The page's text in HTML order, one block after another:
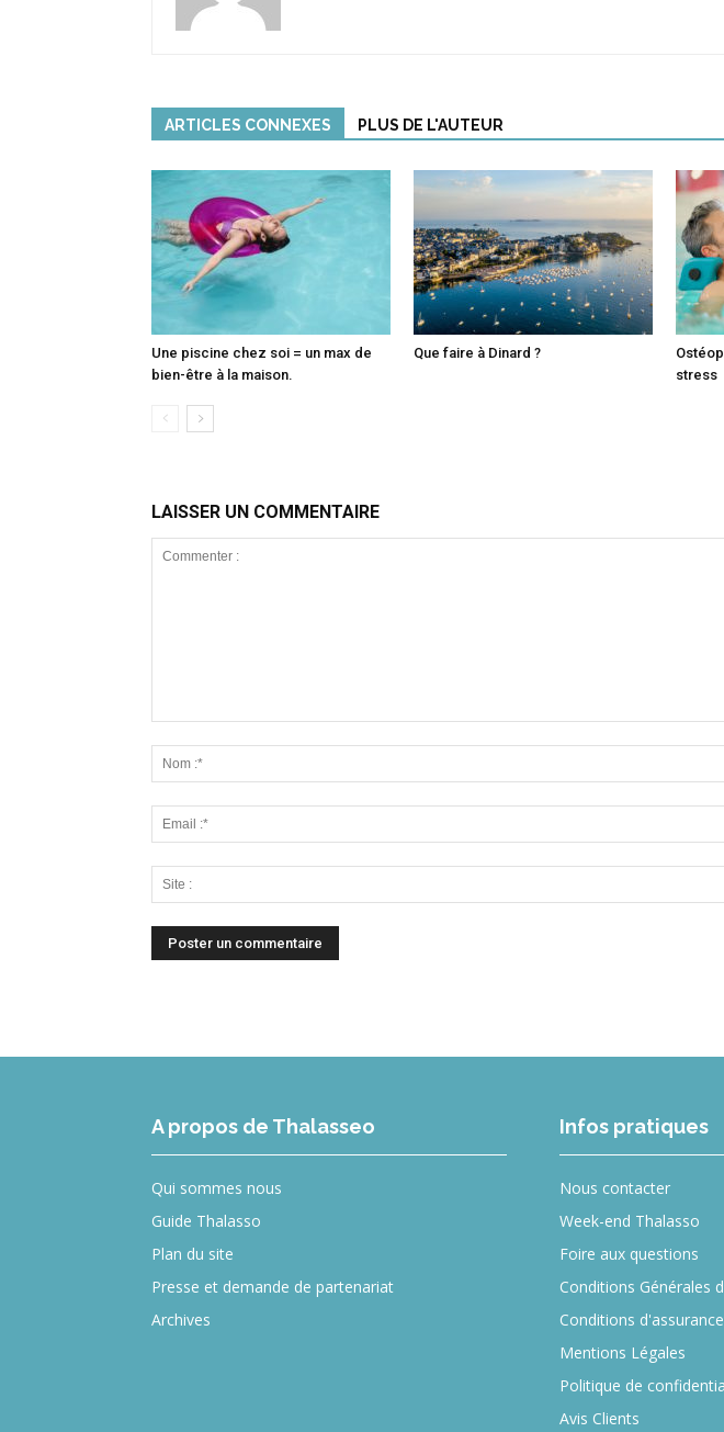
ARTICLES CONNEXES PLUS DE L'AUTEUR
Une piscine chez soi = un max de
bien-être à la maison.
Que faire à Dinard ?
stress
LAISSER UN COMMENTAIRE
A propos de Thalasseo
Qui sommes nous
Guide Thalasso
Plan du site
Presse et demande de partenariat
Archives
Infos pratiques
Nous contacter
Week-end Thalasso
Foire aux questions
Conditions Générales
Conditions d'assurance
Mentions Légales
Politique de
Avis Clients